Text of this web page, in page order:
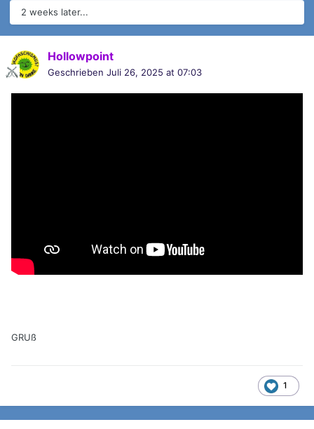
2 weeks later...
Hollowpoint
Geschrieben Juli 26, 2025 at 07:03
GRUß
1